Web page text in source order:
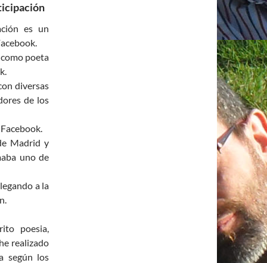
es un
poeta
diversas
de los
Madrid y
uno de
a la
poesia,
realizado
según los